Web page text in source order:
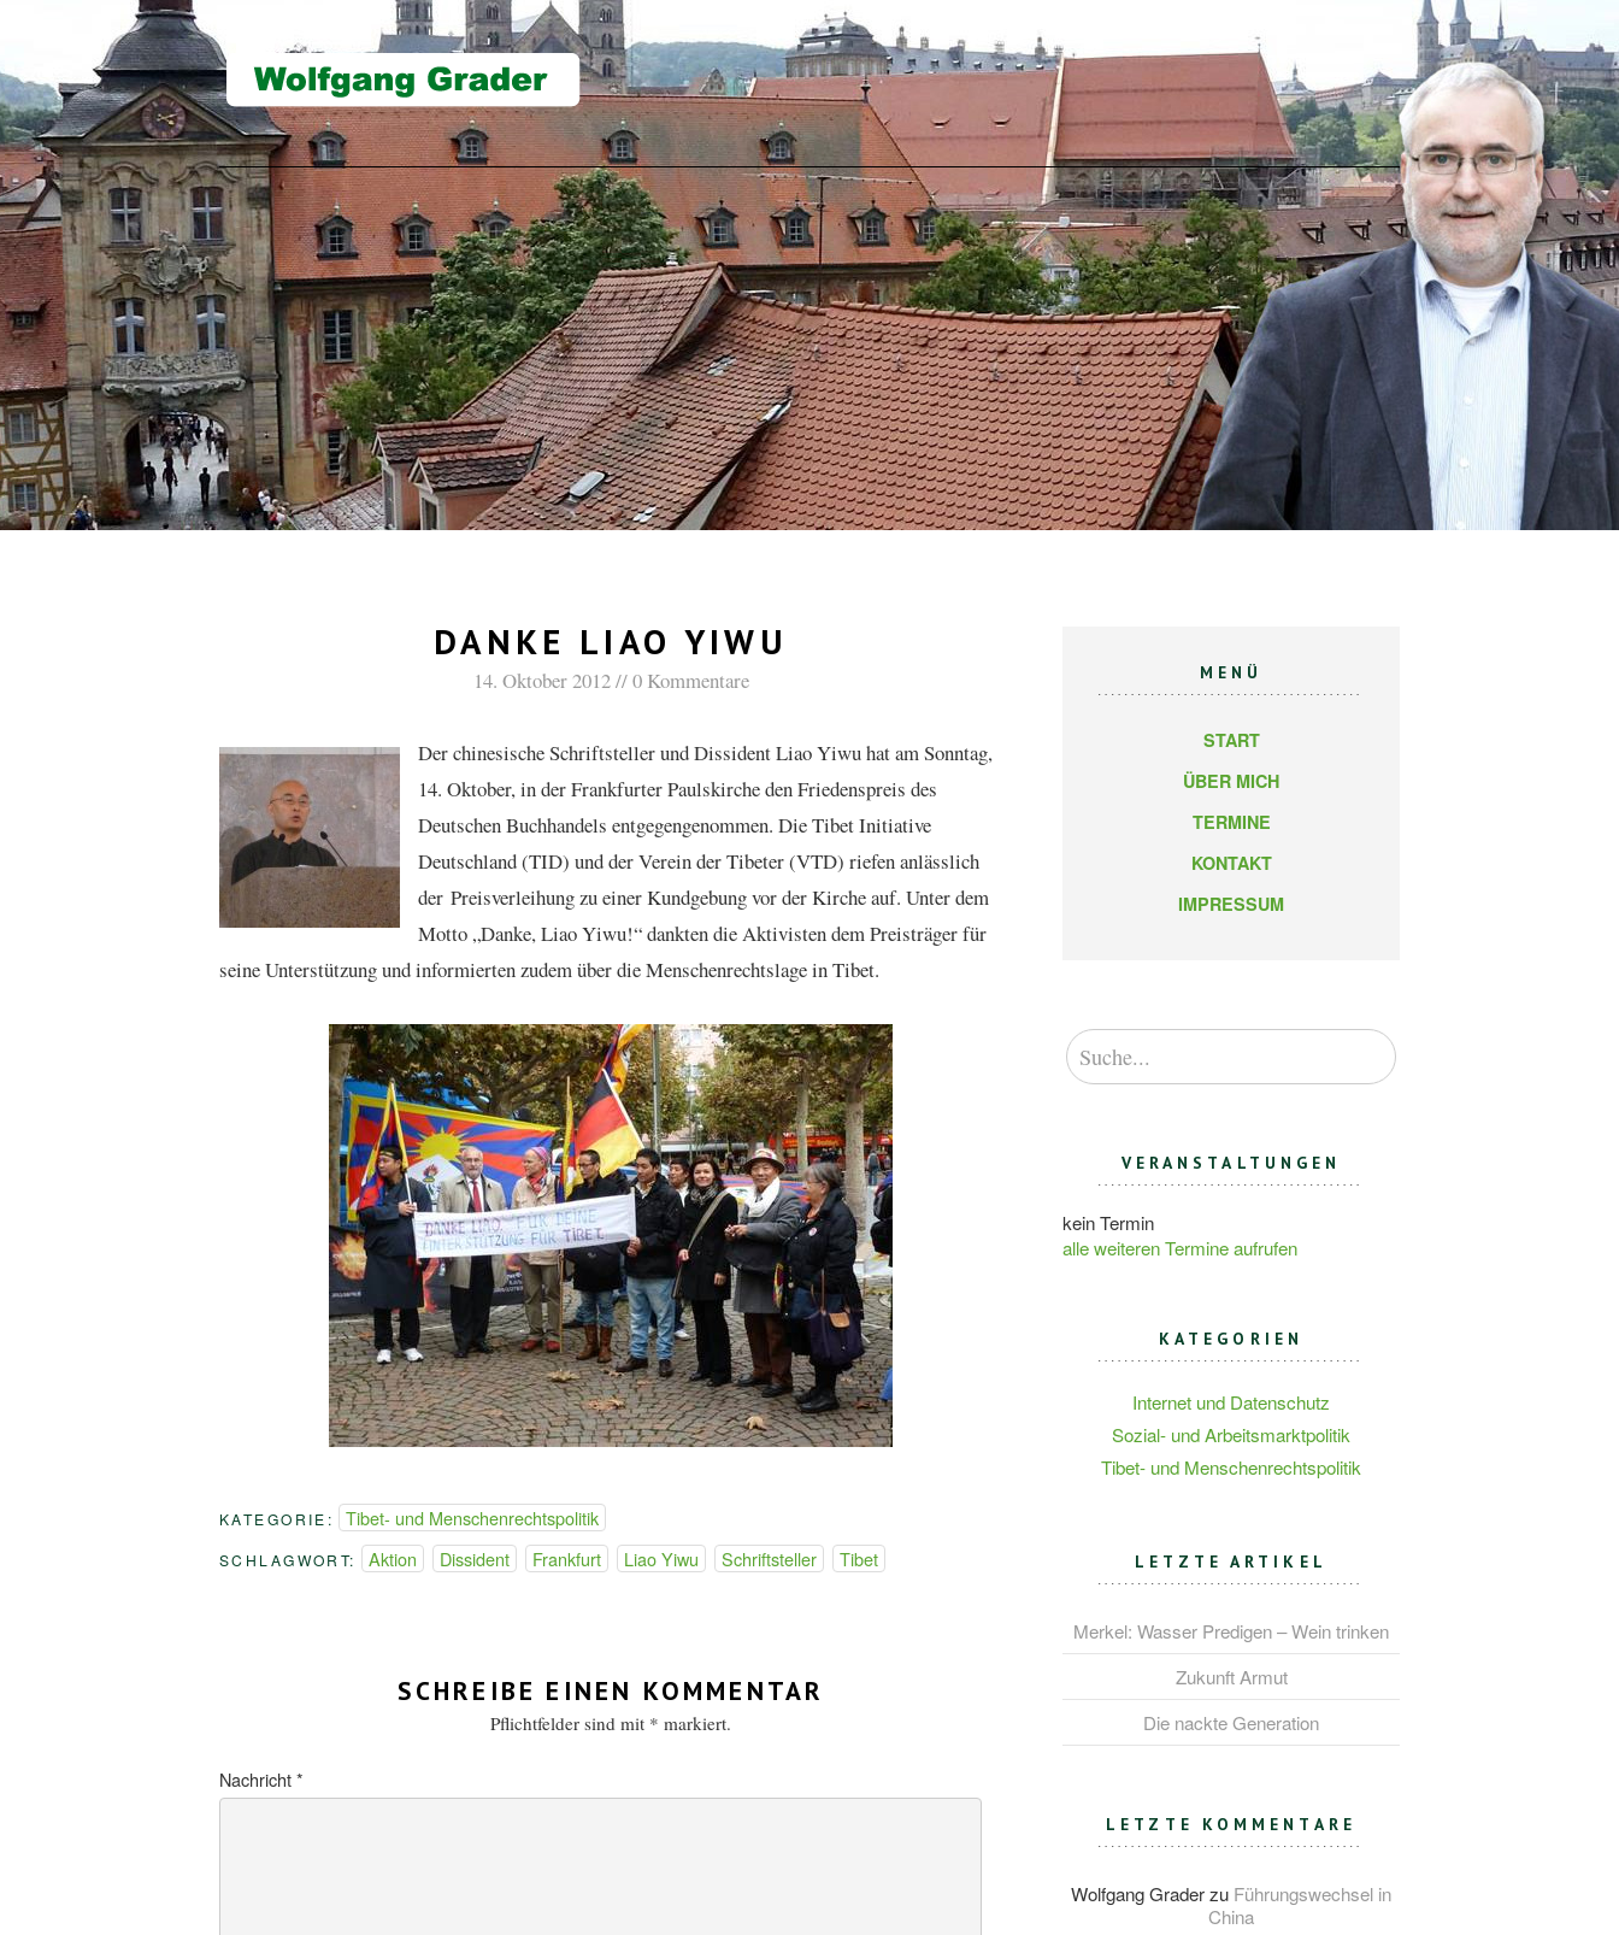
DANKE LIAO YIWU
14. Oktober 2012 0 Kommentare
Der chinesische Schriftsteller und Dissident Liao Yiwu hat am Sonntag,
14. Oktober, in der Frankfurter Paulskirche den Friedenspreis des
Deutschen Buchhandels entgegengenommen. Die Tibet Initiative
Deutschland (TID) und der Verein der Tibeter (VTD) riefen anlässlich
der Preisverleihung zu einer Kundgebung vor der Kirche auf. Unter dem
Motto „Danke, Liao Yiwu!“ dankten die Aktivisten dem Preisträger für
seine Unterstützung und informierten zudem über die Menschenrechtslage in Tibet.
KATEGORIE: Tibet- und Menschenrechtspolitik
SCHLAGWORT: Aktion Dissident Frankfurt Liao Yiwu Schriftsteller Tibet
SCHREIBE EINEN KOMMENTAR
Pflichtfelder sind mit * markiert.
Nachricht*
MENÜ
START
ÜBER MICH
TERMINE
KONTAKT
IMPRESSUM
VERANSTALTUNGEN
kein Termin
alle weiteren Termine aufrufen
KATEGORIEN
Internet und Datenschutz
Sozial- und Arbeitsmarktpolitik
Tibet- und Menschenrechtspolitik
LETZTE ARTIKEL
Merkel: Wasser Predigen – Wein trinken
Zukunft Armut
Die nackte Generation
LETZTE KOMMENTARE
Wolfgang Graderzu Führungswechsel in
China